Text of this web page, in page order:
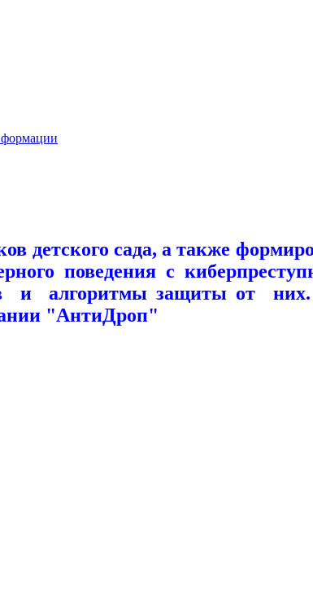
сада, а также
поведения с
и алгоритмы защиты от
"АнтиДроп"